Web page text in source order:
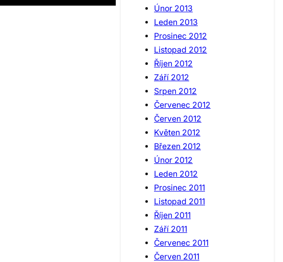
Únor 2013
Leden 2013
Prosinec 2012
Listopad 2012
Říjen 2012
Září 2012
Srpen 2012
Červenec 2012
Červen 2012
Květen 2012
Březen 2012
Únor 2012
Leden 2012
Prosinec 2011
Listopad 2011
Říjen 2011
Září 2011
Červenec 2011
Červen 2011